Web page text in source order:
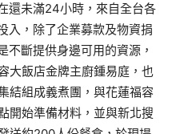
還未滿24小時，來自全台各
入，除了企業募款及物資捐
不斷提供身邊可用的資源，
大飯店金牌主廚鍾易庭，也
結組成義煮團，與花蓮福容
開始準備材料，並與新北搜